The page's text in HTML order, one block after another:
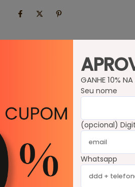
Produtos
GANHE 10%
Seu nome
(opcional)
Whatsapp